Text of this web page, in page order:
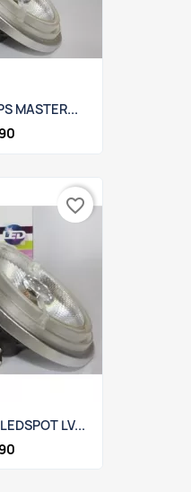
MASTER...
LV...
favorite_border